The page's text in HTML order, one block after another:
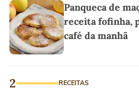
Panqueca de
receita fofinha,
café da manhã
2 RECEITAS